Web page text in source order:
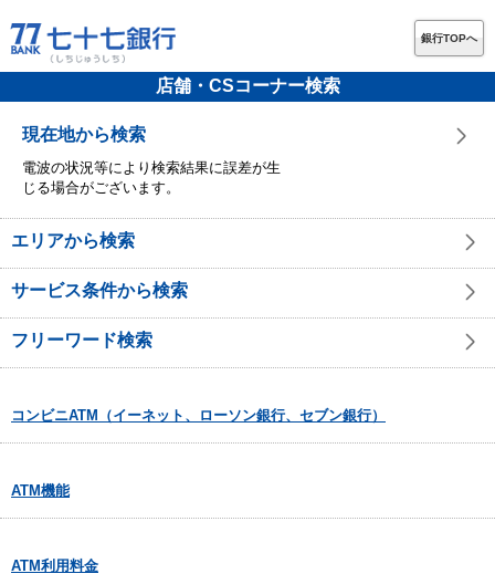
銀行TOPへ
店舗・CSコーナー検索
現在地から検索
電波の状況等により検索結果に誤差が生
じる場合がございます。
エリアから検索
サービス条件から検索
フリーワード検索
コンビニATM（イーネット、ローソン銀行、セブン銀行）
ATM機能
ATM利用料金